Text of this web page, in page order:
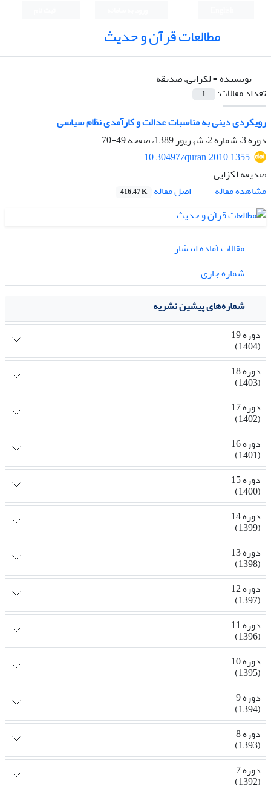
مطالعات قرآن و حدیث
نویسنده =لکزایی، صدیقه
تعداد مقالات:
1
رویکردی دینی به مناسبات عدالت‎ ‎و کارآمدی نظام سیاسی
دوره 3، شماره 2، شهریور 1389، صفحه
49-70
10.30497/quran.2010.1355
صدیقه لکزایی
مشاهده مقاله
اصل مقاله 416.47 K
مقالات آماده انتشار
شماره جاری
شماره‌های پیشین نشریه
دوره 19
(1404)
دوره 18
(1403)
دوره 17
(1402)
دوره 16
(1401)
دوره 15
(1400)
دوره 14
(1399)
دوره 13
(1398)
دوره 12
(1397)
دوره 11
(1396)
دوره 10
(1395)
دوره 9
(1394)
دوره 8
(1393)
دوره 7
(1392)